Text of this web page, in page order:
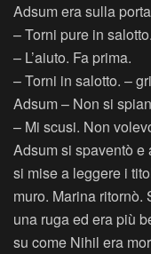
Adsum era sulla
– Torni pure in
– L’aiuto. Fa prima.
– Torni in salotto. –
Adsum – Non si
– Mi scusi. Non
Adsum si spaventò e
si mise a leggere i
muro. Marina ritornò.
una ruga ed era più
su come Nihil era